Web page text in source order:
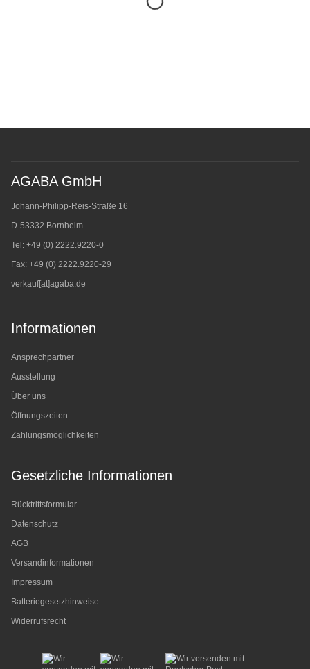
AGABA GmbH
Johann-Philipp-Reis-Straße 16
D-53332 Bornheim
Tel: +49 (0) 2222.9220-0
Fax: +49 (0) 2222.9220-29
verkauf[at]agaba.de
Informationen
Ansprechpartner
Ausstellung
Über uns
Öffnungszeiten
Zahlungsmöglichkeiten
Gesetzliche Informationen
Rücktrittsformular
Datenschutz
AGB
Versandinformationen
Impressum
Batteriegesetzhinweise
Widerrufsrecht